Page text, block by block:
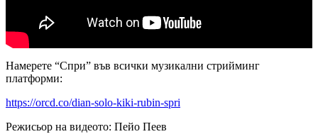
Намерете “Спри” във всички музикални стрийминг
платформи:
https://orcd.co/dian-solo-kiki-rubin-spri
Режисьор на видеото: Пейо Пеев